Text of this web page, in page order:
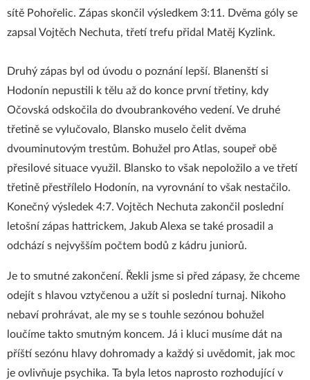
sítě Pohořelic. Zápas skončil výsledkem 3:11. Dvěma góly se
zapsal Vojtěch Nechuta, třetí trefu přidal Matěj Kyzlink.
Druhý zápas byl od úvodu o poznání lepší. Blanenští si
Hodonín nepustili k tělu až do konce první třetiny, kdy
Očovská odskočila do dvoubrankového vedení. Ve druhé
třetině se vylučovalo, Blansko muselo čelit dvěma
dvouminutovým trestům. Bohužel pro Atlas, soupeř obě
přesilové situace využil. Blansko to však nepoložilo a ve třetí
třetině přestřílelo Hodonín, na vyrovnání to však nestačilo.
Konečný výsledek 4:7. Vojtěch Nechuta zakončil poslední
letošní zápas hattrickem, Jakub Alexa se také prosadil a
odchází s nejvyšším počtem bodů z kádru juniorů.
Je to smutné zakončení. Řekli jsme si před zápasy, že chceme
odejít s hlavou vztyčenou a užít si poslední turnaj. Nikoho
nebaví prohrávat, ale my se s touhle sezónou bohužel
loučíme takto smutným koncem. Já i kluci musíme dát na
příští sezónu hlavy dohromady a každý si uvědomit, jak moc
je ovlivňuje psychika. Ta byla letos naprosto rozhodující v